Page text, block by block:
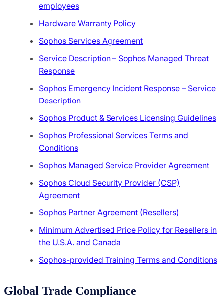
employees
Hardware Warranty Policy
Sophos Services Agreement
Service Description – Sophos Managed Threat
Response
Sophos Emergency Incident Response – Service
Description
Sophos Product & Services Licensing Guidelines
Sophos Professional Services Terms and
Conditions
Sophos Managed Service Provider Agreement
Sophos Cloud Security Provider (CSP)
Agreement
Sophos Partner Agreement (Resellers)
Minimum Advertised Price Policy for Resellers in
the U.S.A. and Canada
Sophos-provided Training Terms and Conditions
Global Trade Compliance